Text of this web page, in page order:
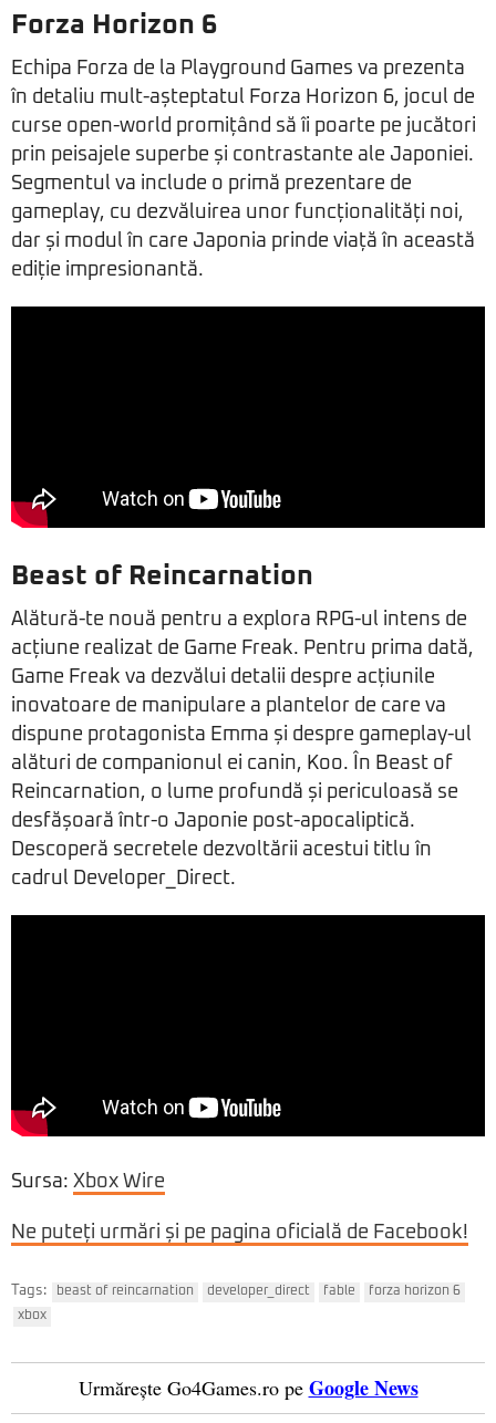
Forza Horizon 6
Echipa Forza de la Playground Games va prezenta
în detaliu mult-așteptatul Forza Horizon 6, jocul de
curse open-world promițând să îi poarte pe jucători
prin peisajele superbe și contrastante ale Japoniei.
Segmentul va include o primă prezentare de
gameplay, cu dezvăluirea unor funcționalități noi,
dar și modul în care Japonia prinde viață în această
ediție impresionantă.
Beast of Reincarnation
Alătură-te nouă pentru a explora RPG-ul intens de
acțiune realizat de Game Freak. Pentru prima dată,
Game Freak va dezvălui detalii despre acțiunile
inovatoare de manipulare a plantelor de care va
dispune protagonista Emma și despre gameplay-ul
alături de companionul ei canin, Koo. În Beast of
Reincarnation, o lume profundă și periculoasă se
desfășoară într-o Japonie post-apocaliptică.
Descoperă secretele dezvoltării acestui titlu în
cadrul Developer_Direct.
Sursa: Xbox Wire
Ne puteți urmări și pe pagina oficială de Facebook!
Tags: beast of reincarnation developer_direct fable
forza horizon 6
xbox
Urmărește Go4Games.ro pe Google News